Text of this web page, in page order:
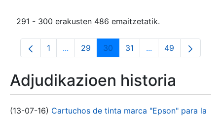
291 - 300 erakusten 486 emaitzetatik.
Orrialdea
1 ...Intermediate Pages Use TAB to navigate.
Orrialdea
29 Orrialdea
30 Orrialdea
31 ...Intermediate
Orrialdea
49
Adjudikazioen historia
(13-07-16) Cartuchos de tinta marca "Epson" para la